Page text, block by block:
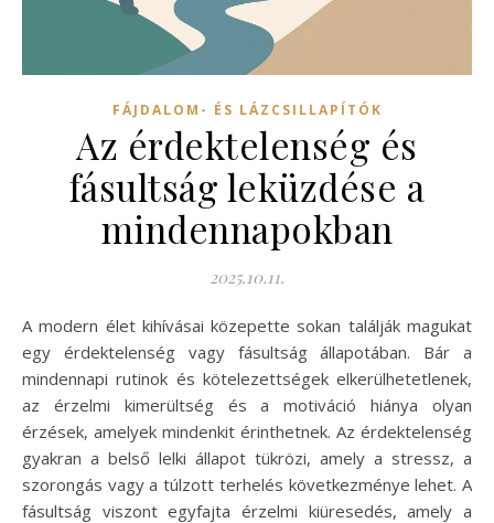
FÁJDALOM- ÉS LÁZCSILLAPÍTÓK
Az érdektelenség és
fásultság leküzdése a
mindennapokban
2025.10.11.
A modern élet kihívásai közepette sokan találják magukat
egy érdektelenség vagy fásultság állapotában. Bár a
mindennapi rutinok és kötelezettségek elkerülhetetlenek,
az érzelmi kimerültség és a motiváció hiánya olyan
érzések, amelyek mindenkit érinthetnek. Az érdektelenség
gyakran a belső lelki állapot tükrözi, amely a stressz, a
szorongás vagy a túlzott terhelés következménye lehet. A
fásultság viszont egyfajta érzelmi kiüresedés, amely a